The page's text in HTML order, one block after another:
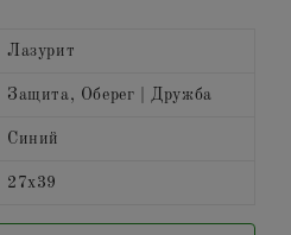
Лазурит
Защита, Оберег | Дружба
Синий
27х39